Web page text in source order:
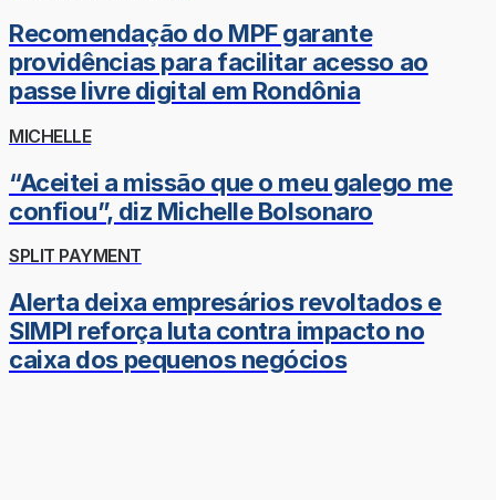
Recomendação do MPF garante
providências para facilitar acesso ao
passe livre digital em Rondônia
MICHELLE
“Aceitei a missão que o meu galego me
confiou”, diz Michelle Bolsonaro
SPLIT PAYMENT
Alerta deixa empresários revoltados e
SIMPI reforça luta contra impacto no
caixa dos pequenos negócios